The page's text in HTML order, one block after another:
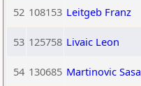
52 108153 Leitgeb Franz
53 125758 Livaic Leon
54 130685 Martinovic Sasa